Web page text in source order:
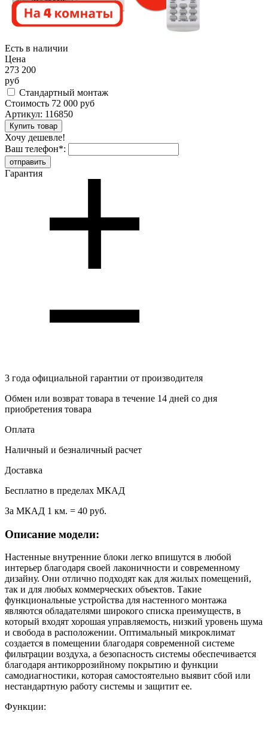
Есть в наличии
Цена
273 200
руб
Стандартный монтаж
Стоимость 72 000 руб
Артикул: 116850
Хочу дешевле!
Ваш телефон*:
Гарантия
3 года официальной гарантии от производителя
Обмен или возврат товара в течение 14 дней со дня
приобретения товара
Оплата
Наличный и безналичный расчет
Доставка
Бесплатно в пределах МКАД
За МКАД 1 км. = 40 руб.
Описание модели:
Настенные внутренние блоки легко впишутся в любой
интерьер благодаря своей лаконичности и современному
дизайну. Они отлично подходят как для жилых помещений,
так и для любых коммерческих объектов. Такие
функциональные устройства для настенного монтажа
являются обладателями широкого списка преимуществ, в
который входят хорошая управляемость, низкий уровень шума
и свобода в расположении. Оптимальный микроклимат
создается в помещении благодаря современной системе
фильтрации воздуха, а безопасность системы обеспечивается
благодаря антикоррозийному покрытию и функции
самодиагностики, которая самостоятельно выявит сбой или
нестандартную работу системы и защитит ее.
Функции: